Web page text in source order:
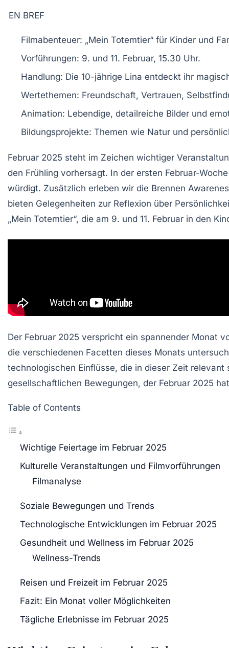
EN BREF
Filmabenteuer: „Mein Totemtier“ für Kinder und
Vorführungen: 9. und 11. Februar, 15.30 Uhr.
Handlung: Die 10-jährige Lina entdeckt ihr
Wertethemen: Freundschaft, Vertrauen,
Animation: Lebendige, detailreiche Bilder und
Bildungsprojekte: Themen wie Natur und
Februar 2025 steht im Zeichen wichtiger
den Frühling vorhersagt. In der ersten Februar-
würdigt. Zusätzlich erleben wir die Brennen
bieten Gelegenheiten zur Reflexion über
„Mein Totemtier“, die am 9. und 11. Februar in den
Der Februar 2025 verspricht ein spannender Monat
die verschiedenen Facetten dieses Monats
technologischen Einflüsse, die in dieser Zeit
gesellschaftlichen Bewegungen, der Februar 2025
Table of Contents
Wichtige Feiertage im Februar 2025
Kulturelle Veranstaltungen und Filmvorführungen
Filmanalyse
Soziale Bewegungen und Trends
Technologische Entwicklungen im Februar 2025
Gesundheit und Wellness im Februar 2025
Wellness-Trends
Reisen und Freizeit im Februar 2025
Fazit: Ein Monat voller Möglichkeiten
Tägliche Erlebnisse im Februar 2025